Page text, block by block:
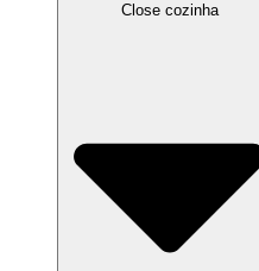
Close cozinha